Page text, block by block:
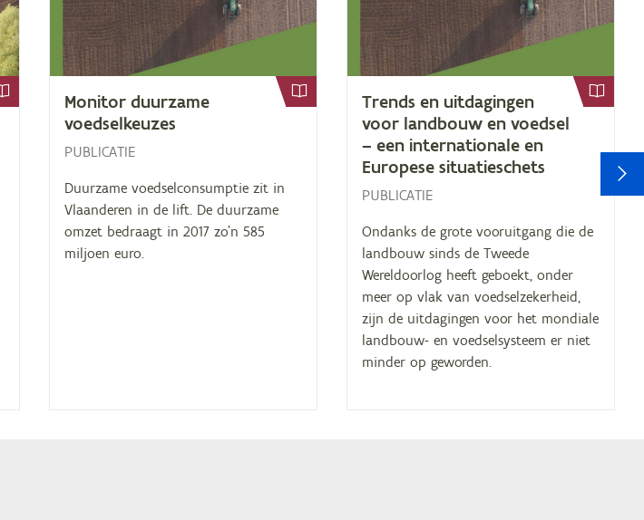
Mo­ni­tor duur­za­me
voedselkeuzes
PUBLICATIE
Duurzame voedselconsumptie zit in
Vlaanderen in de lift. De duurzame
omzet bedraagt in 2017 zo’n 585
miljoen euro.
Trends en uit­da­gin­gen
voor land­bouw en voed­sel
– een in­ter­na­ti­o­na­le en
Eu­ro­pe­se situatieschets
PUBLICATIE
Ondanks de grote vooruitgang die de
landbouw sinds de Tweede
Wereldoorlog heeft geboekt, onder
meer op vlak van voedselzekerheid,
zijn de uitdagingen voor het mondiale
landbouw- en voedselsysteem er niet
minder op geworden.